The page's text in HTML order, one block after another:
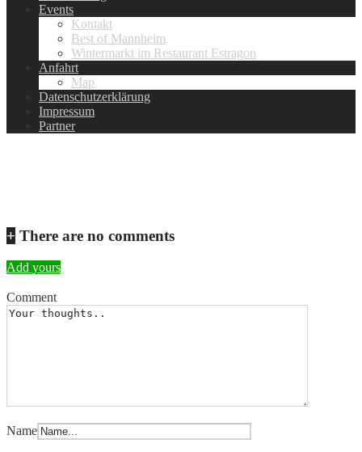
Events
Kontakt
Best of Mannheim
Wintermarkt im Restaurant Estragon
Anfahrt
Map
Datenschutzerklärung
Impressum
Partner
+ There are no comments
Add yours
Comment
Name